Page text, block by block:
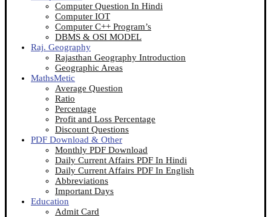
Computer Question In Hindi
Computer IOT
Computer C++ Program’s
DBMS & OSI MODEL
Raj. Geography
Rajasthan Geography Introduction
Geographic Areas
MathsMetic
Average Question
Ratio
Percentage
Profit and Loss Percentage
Discount Questions
PDF Download & Other
Monthly PDF Download
Daily Current Affairs PDF In Hindi
Daily Current Affairs PDF In English
Abbreviations
Important Days
Education
Admit Card